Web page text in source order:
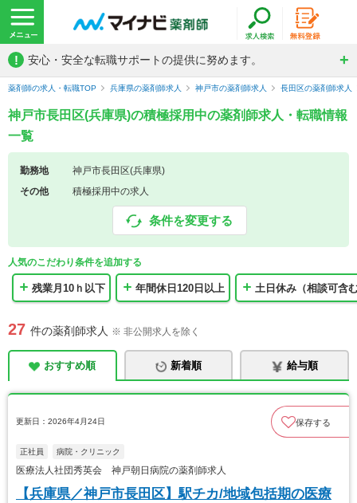
! 安心・安全な転職サポートの提供に努めます。
薬剤師の求人・転職TOP 兵庫県の薬剤師求人 神戸市の薬剤師求人 長田区の薬剤師求人
神戸市長田区(兵庫県)の積極採用中の薬剤師求人・転職情報
一覧
勤務地
神戸市長田区(兵庫県)
その他
積極採用中の求人
条件を変更する
人気のこだわり条件を追加する
残業月10ｈ以下 年間休日120日以上 土日休み（相談可含
27 件の薬剤師求人 ※ 非公開求人を除く
おすすめ順 新着順 給与順
更新日：2026年4月24日 保存する
正社員 病院・クリニック
医療法人社団秀英会 神戸朝日病院の薬剤師求人
【兵庫県／神戸市長田区】駅チカ/地域包括期の医療